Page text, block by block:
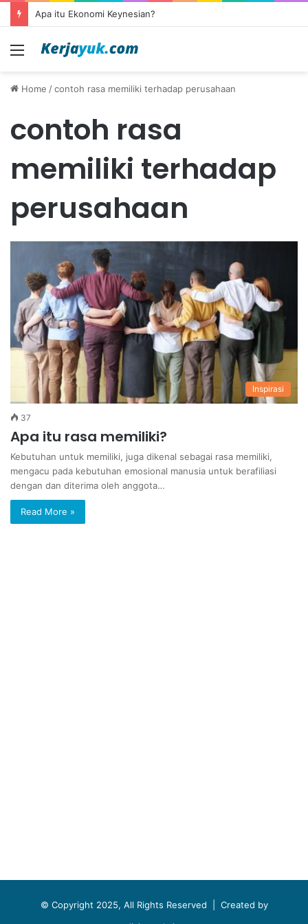
Apa itu Ekonomi Keynesian?
Menu
Home /contoh rasa memiliki terhadap perusahaan
contoh rasa
memiliki terhadap
perusahaan
Inspirasi
37
Apa itu rasa memiliki?
Kebutuhan untuk memiliki, juga dikenal sebagai rasa memiliki,
mengacu pada kebutuhan emosional manusia untuk berafiliasi
dengan dan diterima oleh anggota…
Read More »
© Copyright 2025, All Rights Reserved | Created by